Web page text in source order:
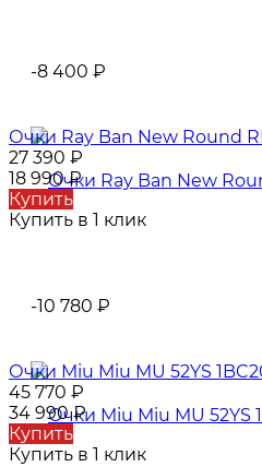
-8 400 ₽
Очки Ray Ban New Round
27 390 ₽
18 990₽
Купить
Купить в 1 клик
-10 780 ₽
Очки Miu Miu MU 52YS
45 770 ₽
34 990₽
Купить
Купить в 1 клик